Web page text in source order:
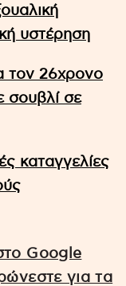
υστέρηση
τον 26χρονο
σουβλί σε
καταγγελίες
Google
για τα